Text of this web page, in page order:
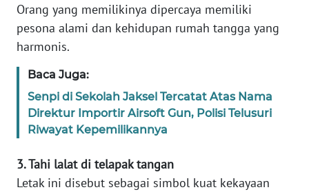
Orang yang memilikinya dipercaya memiliki
pesona alami dan kehidupan rumah tangga yang
harmonis.
Baca Juga:
Senpi di Sekolah Jaksel Tercatat Atas Nama
Direktur Importir Airsoft Gun, Polisi Telusuri
Riwayat Kepemilikannya
3. Tahi lalat di telapak tangan
Letak ini disebut sebagai simbol kuat kekayaan
WN
JAKARTA
WN
JABAR
WN
BANTEN
WN
NTT